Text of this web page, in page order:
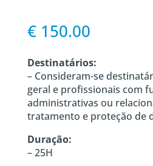
€150.00
Destinatários:
– Consideram-se
geral e profissionais com
administrativas ou
tratamento e proteção de
Duração:
– 25H